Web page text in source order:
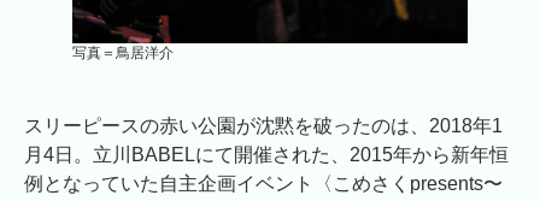
写真＝鳥居洋介
スリーピースの赤い公園が沈黙を破ったのは、2018年1
月4日。立川BABELにて開催された、2015年から新年恒
例となっていた自主企画イベント〈こめさくpresents〜